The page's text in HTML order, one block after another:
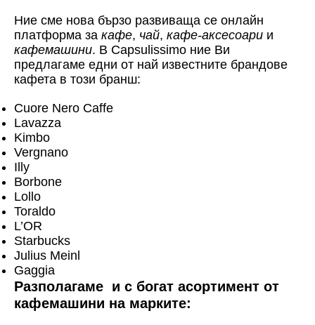
Ние сме нова бързо развиваща се онлайн
платформа за кафе, чай, кафе-аксесоари и
кафемашини. В Capsulissimo ние Ви
предлагаме едни от най известните брандове
кафета в този бранш:
Cuore Nero Caffe
Lavazza
Kimbo
Vergnano
Illy
Borbone
Lollo
Toraldo
L’OR
Starbucks
Julius Meinl
Gaggia
Разполагаме и с богат асортимент от
кафемашини на марките: